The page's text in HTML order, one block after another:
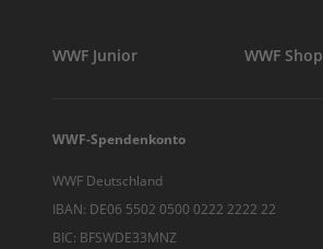
WWF Junior WWF Shop
WWF-Spendenkonto
WWF Deutschland
IBAN: DE06 5502 0500 0222 2222 22
BIC: BFSWDE33MNZ